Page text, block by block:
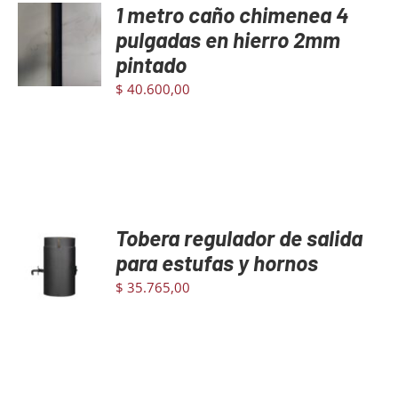
CARRITO
DETAILS
1 metro caño chimenea 4
pulgadas en hierro 2mm
pintado
$ 40.600,00
AGREGAR
AL
CARRITO
Tobera regulador de salida
para estufas y hornos
$ 35.765,00